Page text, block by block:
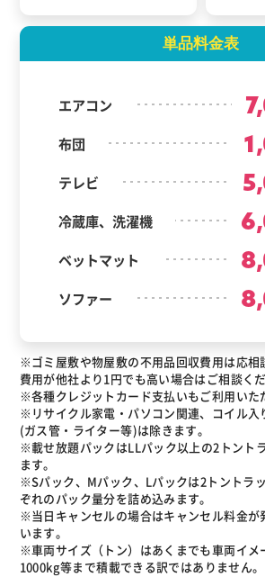
単品料金表
エアコン
布団
テレビ
冷蔵庫、洗濯機
ベットマット
ソファー
※ゴミ屋敷や物屋敷の不用品回収費用は応相
費用が他社より1円でも高い場合はご相談く
※各種クレジットカード支払いもご利用いた
※リサイクル家電・パソコン関連、コイル入
(ガス管・ライター等)は除きます。
※載せ放題パックはLLパック以上の2トント
ます。
※Sパック、Mパック、Lパックは2トントラ
ぞれのパック量分を詰め込みます。
※当日キャンセルの場合はキャンセル料金が
います。
※車両サイズ（トン）はあくまでも車両イメ
1000kg等まで積載できる訳ではありません。